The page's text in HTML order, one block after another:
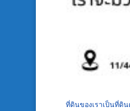
ที่ดินของเราเป็นที่ดิน